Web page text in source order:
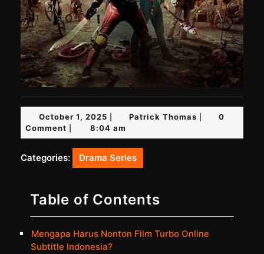
October 1, 2025 October
1,
2025
Patrick Thomas Patrick
0
Comment
8:04 am
Categories: Drama Series
Table of Contents
Mengapa Harus Nonton Film Turbo Online
Subtitle Indonesia?